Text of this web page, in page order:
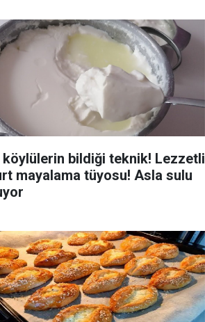
köylülerin bildiği teknik! Lezzetli
mayalama tüyosu! Asla sulu